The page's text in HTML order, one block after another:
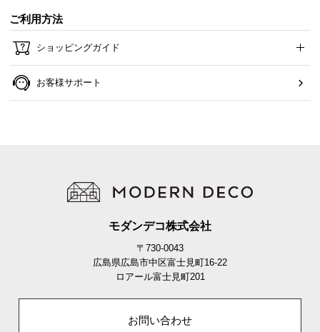
ご利用方法
ショッピングガイド
お客様サポート
モダンデコ株式会社
〒730-0043
広島県広島市中区富士見町16-22
ロアール富士見町201
お問い合わせ